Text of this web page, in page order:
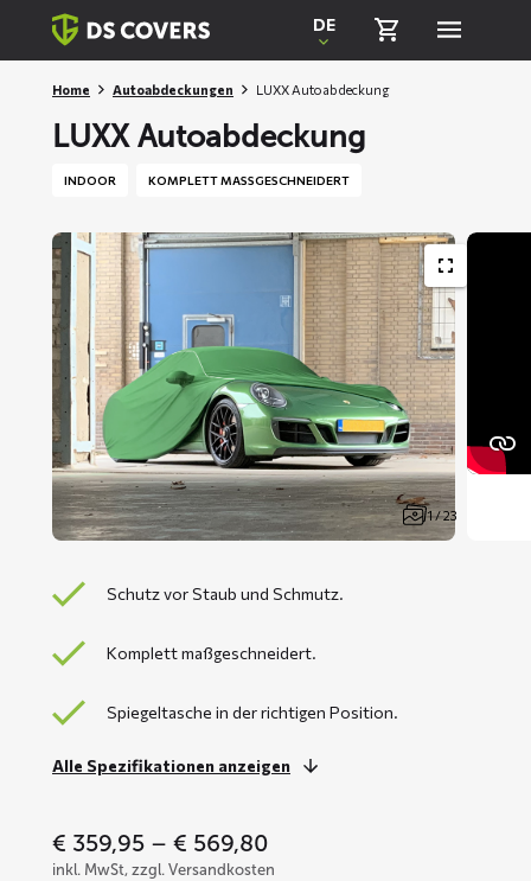
Skiplinks
DE
Home Autoabdeckungen LUXX Autoabdeckung
LUXX Autoabdeckung
INDOOR KOMPLETT MASSGESCHNEIDERT
1 / 23
Schutz vor Staub und Schmutz.
Komplett maßgeschneidert.
Spiegeltasche in der richtigen Position.
Alle Spezifikationen anzeigen
€ 359,95 – € 569,80
range:
inkl. MwSt, zzgl. Versandkosten